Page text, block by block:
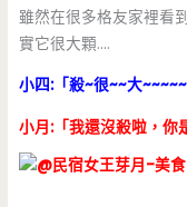
雖然在很多格友家裡看
實它很大顆….
小四:「殺~很~~大
小月:「我還沒殺啦，你